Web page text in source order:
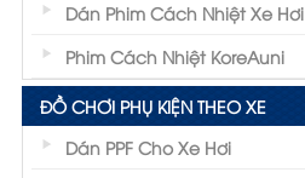
Dán Phim Cách Nhiệt Xe Hơi
Phim Cách Nhiệt KoreAuni
ĐỒ CHƠI PHỤ KIỆN THEO XE
Dán PPF Cho Xe Hơi